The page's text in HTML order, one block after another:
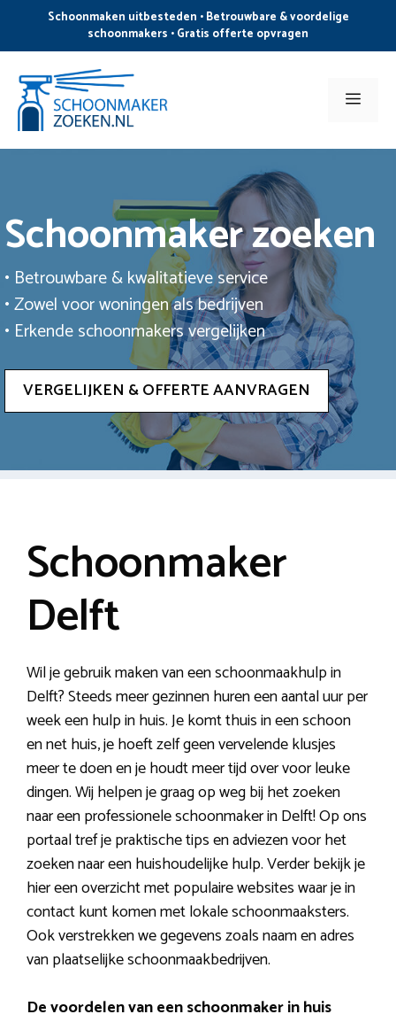
de
inhoud
Schoonmaken uitbesteden • Betrouwbare & voordelige
schoonmakers • Gratis offerte opvragen
Menu
Schoonmaker zoeken
• Betrouwbare & kwalitatieve service
• Zowel voor woningen als bedrijven
• Erkende schoonmakers vergelijken
VERGELIJKEN & OFFERTE AANVRAGEN
Schoonmaker
Delft
Wil je gebruik maken van een schoonmaakhulp in
Delft? Steeds meer gezinnen huren een aantal uur per
week een hulp in huis. Je komt thuis in een schoon
en net huis, je hoeft zelf geen vervelende klusjes
meer te doen en je houdt meer tijd over voor leuke
dingen. Wij helpen je graag op weg bij het zoeken
naar een professionele schoonmaker in Delft! Op ons
portaal tref je praktische tips en adviezen voor het
zoeken naar een huishoudelijke hulp. Verder bekijk je
hier een overzicht met populaire websites waar je in
contact kunt komen met lokale schoonmaaksters.
Ook verstrekken we gegevens zoals naam en adres
van plaatselijke schoonmaakbedrijven.
De voordelen van een schoonmaker in huis